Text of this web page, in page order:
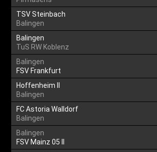
TSV Steinbach
Balingen
Balingen
TuS RW Koblenz
Balingen
FSV Frankfurt
Hoffenheim II
Balingen
FC Astoria Walldorf
Balingen
Balingen
FSV Mainz 05 II